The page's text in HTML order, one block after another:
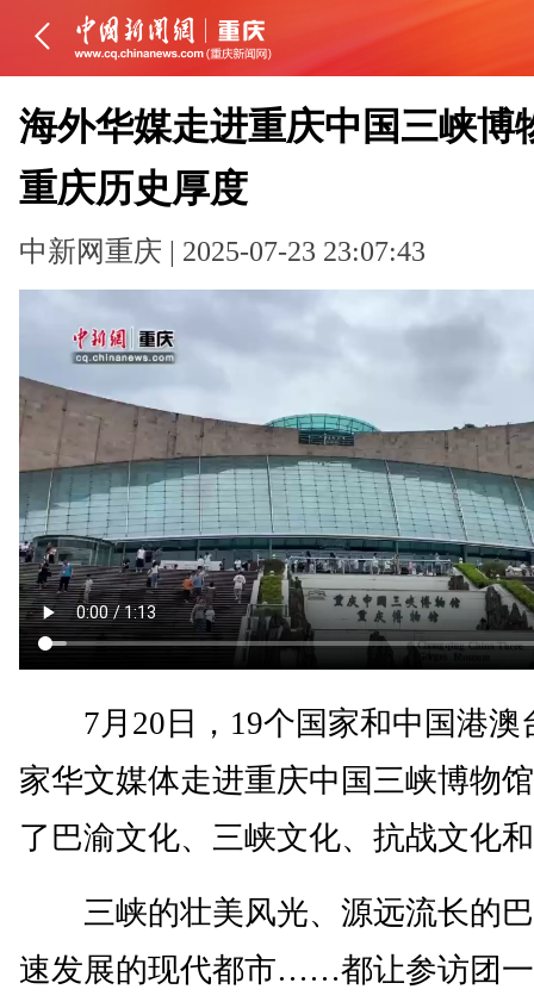
海外华媒走进重庆中国三峡博
重庆历史厚度
中新网重庆 | 2025-07-23 23:07:43
7月20日，19个国家和中国港澳
家华文媒体走进重庆中国三峡博物
了巴渝文化、三峡文化、抗战文化
三峡的壮美风光、源远流长的巴
速发展的现代都市……都让参访团